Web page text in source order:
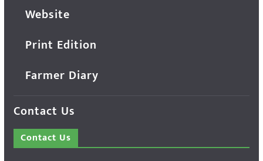
Website
Print Edition
Farmer Diary
Contact Us
Contact Us